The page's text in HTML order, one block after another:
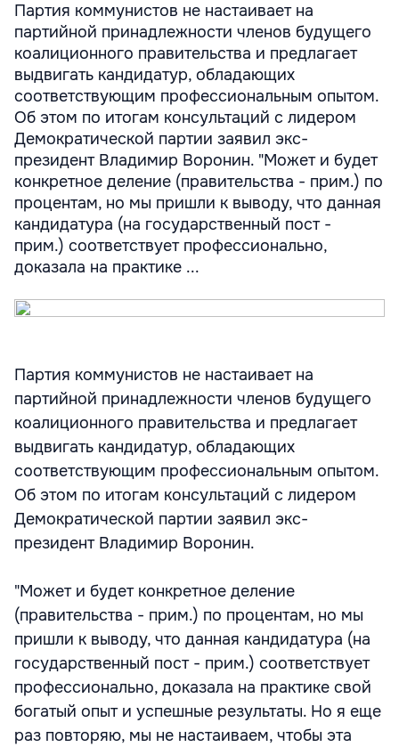
Партия коммунистов не настаивает на
партийной принадлежности членов будущего
коалиционного правительства и предлагает
выдвигать кандидатур, обладающих
соответствующим профессиональным опытом.
Об этом по итогам консультаций с лидером
Демократической партии заявил экс-
президент Владимир Воронин. "Может и будет
конкретное деление (правительства - прим.) по
процентам, но мы пришли к выводу, что данная
кандидатура (на государственный пост -
прим.) соответствует профессионально,
доказала на практике ...
Партия коммунистов не настаивает на
партийной принадлежности членов будущего
коалиционного правительства и предлагает
выдвигать кандидатур, обладающих
соответствующим профессиональным опытом.
Об этом по итогам консультаций с лидером
Демократической партии заявил экс-
президент Владимир Воронин.
"Может и будет конкретное деление
(правительства - прим.) по процентам, но мы
пришли к выводу, что данная кандидатура (на
государственный пост - прим.) соответствует
профессионально, доказала на практике свой
богатый опыт и успешные результаты. Но я еще
раз повторяю, мы не настаиваем, чтобы эта